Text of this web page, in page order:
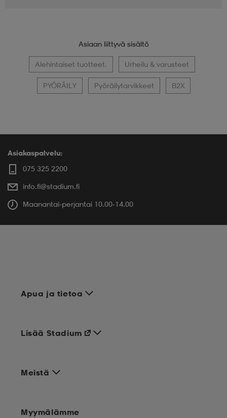
Asiaan liittyvä sisältö
Alehintaiset tuotteet. Urheilu & varusteet
PYÖRÄILY Pyöräilytarvikkeet B2X
Asiakaspalvelu:
075 325 2200
info.fi@stadium.fi
Maanantai-perjantai 10.00-14.00
Apua ja tietoa
Meistä
Lisää Stadium
Myymälämme